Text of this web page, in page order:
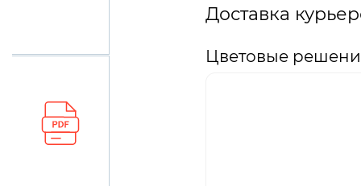
Доставка
Цветовые